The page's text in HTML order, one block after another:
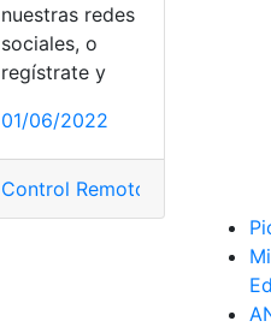
nuestras redes
sociales, o
regístrate y
01/06/2022
Control Remoto